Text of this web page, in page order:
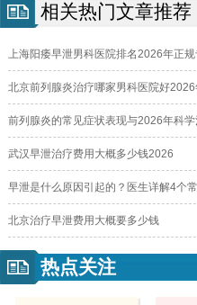
相关热门文章推荐
上海阳痿早泄男科医院排名2026年正
北京前列腺炎治疗哪家男科医院好
前列腺炎的常见症状表现与2026年科
武汉早泄治疗费用大概多少钱2026
早泄是什么原因引起的？医生详解4个
北京治疗早泄费用大概要多少钱
热点关注